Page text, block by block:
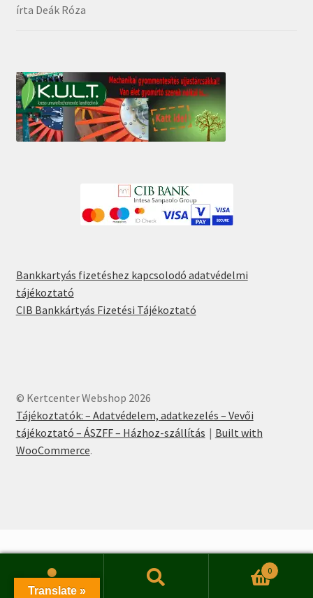
Értékelés: 5/
írta Deák Róza
Bankkartyás fizetéshez kapcsolodó adatvédelmi
tájékoztató
CIB Bankkártyás Fizetési Tájékoztató
© Kertcenter Webshop 2026
Tájékoztatók: – Adatvédelem, adatkezelés – Vevői
tájékoztató – ÁSZFF – Házhoz-szállítás
Built with
WooCommerce.
Keresés
Keresés
0
Translate »